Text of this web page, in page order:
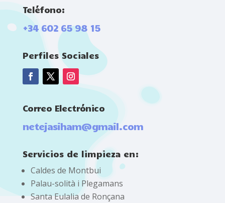
Teléfono:
+34 602 65 98 15
Perfiles Sociales
Correo Electrónico
netejasiham@gmail.com
Servicios de limpieza en:
Caldes de Montbui
Palau-solità i Plegamans
Santa Eulalia de Ronçana